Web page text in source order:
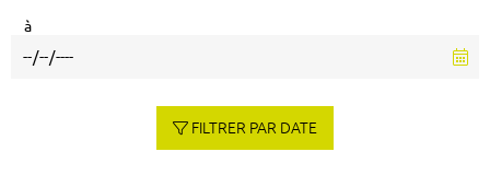
à
FILTRER PAR DATE